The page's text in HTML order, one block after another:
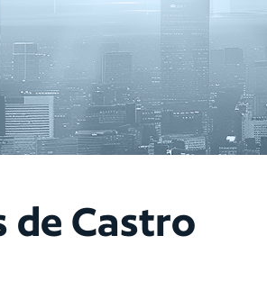
de Castro